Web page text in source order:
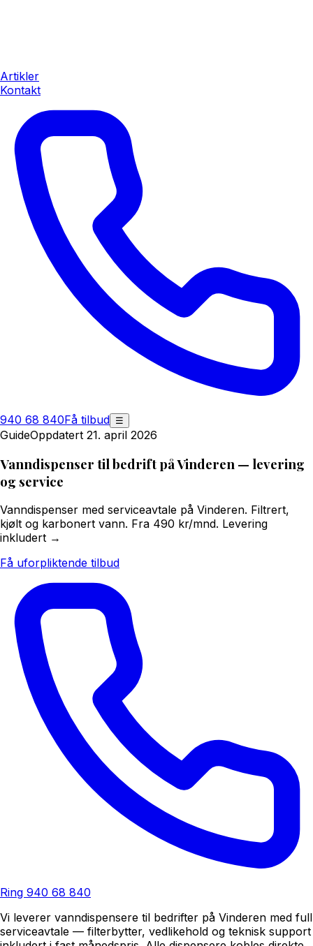
Artikler
Kontakt
940 68 840Få tilbud ☰
GuideOppdatert 21. april 2026
Vanndispenser til bedrift på Vinderen — levering
og service
Vanndispenser med serviceavtale på Vinderen. Filtrert,
kjølt og karbonert vann. Fra 490 kr/mnd. Levering
inkludert →
Få uforpliktende tilbud
Ring 940 68 840
Vi leverer vanndispensere til bedrifter på Vinderen med full
serviceavtale — filterbytter, vedlikehold og teknisk support